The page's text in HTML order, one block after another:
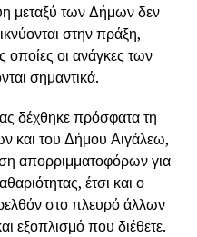
μεταξύ των Δήμων δεν
στην πράξη,
οποίες οι ανάγκες των
σημαντικά.
δέχθηκε πρόσφατα τη
και του Δήμου Αιγάλεω,
απορριμματοφόρων για
έτσι και ο
στο πλευρό άλλων
εξοπλισμό που διέθετε.